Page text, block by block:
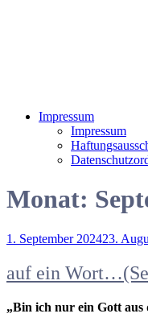
Impressum
Impressum
Monat:
Veröffentlicht
1. September 202423.
auf ein
„Bin ich nur ein Gott aus